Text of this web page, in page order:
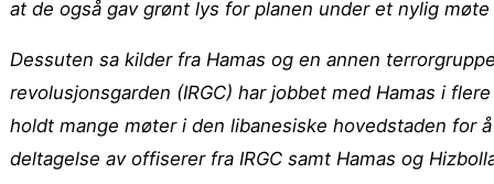
at de også gav grønt lys for planen under et nylig
Dessuten sa kilder fra Hamas og en annen
revolusjonsgarden (IRGC) har jobbet med Hamas i
holdt mange møter i den libanesiske hovedstaden for
deltagelse av offiserer fra IRGC samt Hamas og